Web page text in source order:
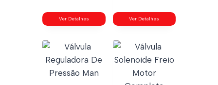
Ver Detalhes Ver Detalhes